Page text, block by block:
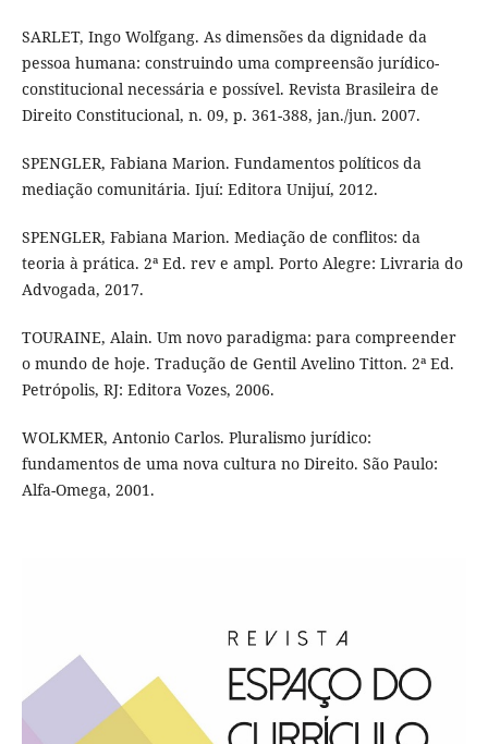
SARLET, Ingo Wolfgang. As dimensões da dignidade da
pessoa humana: construindo uma compreensão jurídico-
constitucional necessária e possível. Revista Brasileira de
Direito Constitucional, n. 09, p. 361-388, jan./jun. 2007.
SPENGLER, Fabiana Marion. Fundamentos políticos da
mediação comunitária. Ijuí: Editora Unijuí, 2012.
SPENGLER, Fabiana Marion. Mediação de conflitos: da
teoria à prática. 2ª Ed. rev e ampl. Porto Alegre: Livraria do
Advogada, 2017.
TOURAINE, Alain. Um novo paradigma: para compreender
o mundo de hoje. Tradução de Gentil Avelino Titton. 2ª Ed.
Petrópolis, RJ: Editora Vozes, 2006.
WOLKMER, Antonio Carlos. Pluralismo jurídico:
fundamentos de uma nova cultura no Direito. São Paulo:
Alfa-Omega, 2001.